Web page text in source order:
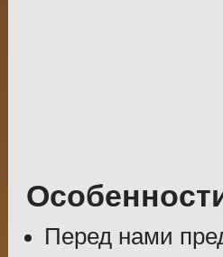
Перед нами